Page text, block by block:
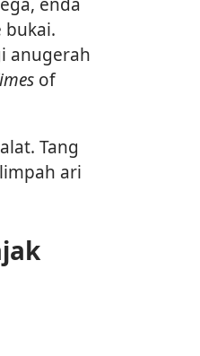
bukai.
anugerah
of
Tang
ari